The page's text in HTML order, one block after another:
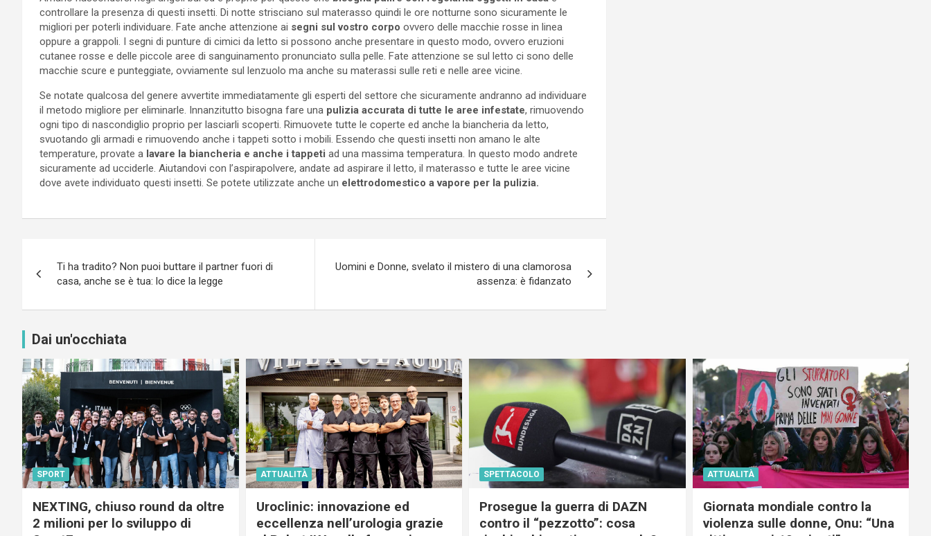
controllare la presenza di questi insetti. Di notte strisciano sul materasso quindi le ore notturne sono sicuramente le
migliori per poterli individuare. Fate anche attenzione ai segni sul vostro corpo ovvero delle macchie rosse in linea
oppure a grappoli. I segni di punture di cimici da letto si possono anche presentare in questo modo, ovvero eruzioni
cutanee rosse e delle piccole aree di sanguinamento pronunciato sulla pelle. Fate attenzione se sul letto ci sono delle
macchie scure e punteggiate, ovviamente sul lenzuolo ma anche su materassi sulle reti e nelle aree vicine.
Se notate qualcosa del genere avvertite immediatamente gli esperti del settore che sicuramente andranno ad individuare
il metodo migliore per eliminarle. Innanzitutto bisogna fare una pulizia accurata di tutte le aree infestate, rimuovendo
ogni tipo di nascondiglio proprio per lasciarli scoperti. Rimuovete tutte le coperte ed anche la biancheria da letto,
svuotando gli armadi e rimuovendo anche i tappeti sotto i mobili. Essendo che questi insetti non amano le alte
temperature, provate a lavare la biancheria e anche i tappeti ad una massima temperatura. In questo modo andrete
sicuramente ad ucciderle. Aiutandovi con l’aspirapolvere, andate ad aspirare il letto, il materasso e tutte le aree vicine
dove avete individuato questi insetti. Se potete utilizzate anche un elettrodomestico a vapore per la pulizia.
articoli
Ti ha tradito? Non puoi buttare il partner fuori di
casa, anche se è tua: lo dice la legge
Uomini e Donne, svelato il mistero di una clamorosa
assenza: è fidanzato
Dai un'occhiata
SPORT
NEXTING, chiuso round da oltre
2 milioni per lo sviluppo di
ATTUALITÀ
Uroclinic: innovazione ed
eccellenza nell’urologia grazie
SPETTACOLO
Prosegue la guerra di DAZN
contro il “pezzotto”: cosa
ATTUALITÀ
Giornata mondiale contro la
violenza sulle donne, Onu: “Una